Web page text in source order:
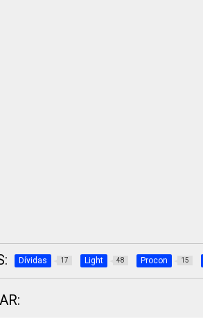
Dívidas 17 Light 48 Procon 15